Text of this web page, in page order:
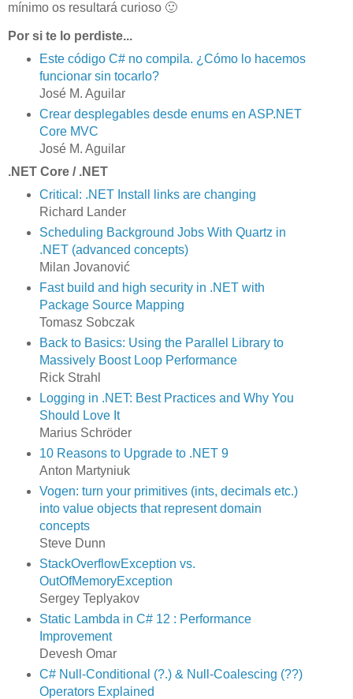
mínimo os resultará curioso 🙂
Por si te lo perdiste...
Este código C# no compila. ¿Cómo lo hacemos
funcionar sin tocarlo?
José M. Aguilar
Crear desplegables desde enums en ASP.NET
Core MVC
José M. Aguilar
.NET Core / .NET
Critical: .NET Install links are changing
Richard Lander
Scheduling Background Jobs With Quartz in
.NET (advanced concepts)
Milan Jovanović
Fast build and high security in .NET with
Package Source Mapping
Tomasz Sobczak
Back to Basics: Using the Parallel Library to
Massively Boost Loop Performance
Rick Strahl
Logging in .NET: Best Practices and Why You
Should Love It
Marius Schröder
10 Reasons to Upgrade to .NET 9
Anton Martyniuk
Vogen: turn your primitives (ints, decimals etc.)
into value objects that represent domain
concepts
Steve Dunn
StackOverflowException vs.
OutOfMemoryException
Sergey Teplyakov
Static Lambda in C# 12 : Performance
Improvement
Devesh Omar
C# Null-Conditional (?.) & Null-Coalescing (??)
Operators Explained